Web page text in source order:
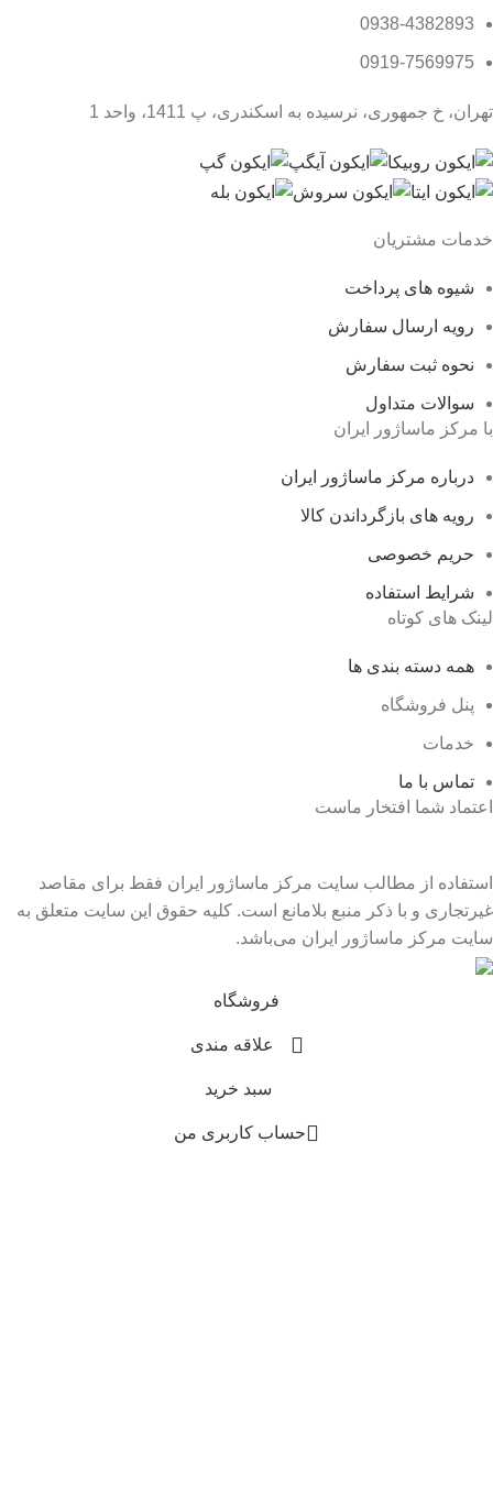
0938-4382893
0919-7569975
تهران، خ جمهوری، نرسیده به اسکندری، پ 1411، واحد 1
خدمات مشتریان
شیوه های پرداخت
رویه ارسال سفارش
نحوه ثبت سفارش
سوالات متداول
با مرکز ماساژور ایران
درباره مرکز ماساژور ایران
رویه های بازگرداندن کالا
حریم خصوصی
شرایط استفاده
لینک های کوتاه
همه دسته بندی ها
پنل فروشگاه
خدمات
تماس با ما
اعتماد شما افتخار ماست
استفاده از مطالب سایت مرکز ماساژور ایران فقط برای مقاصد
غیرتجاری و با ذکر منبع بلامانع است. کلیه حقوق این سایت متعلق به
سایت مرکز ماساژور ایران می‌باشد.
فروشگاه
علاقه مندی
سبد خرید
حساب کاربری من